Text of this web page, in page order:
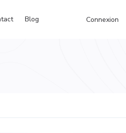
Blog Connexion